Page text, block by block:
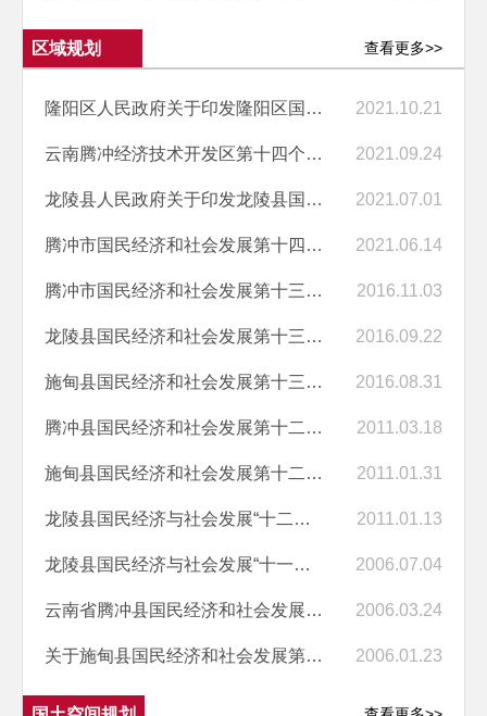
区域规划 查看更多>>
隆阳区人民政府关于印发隆阳区国民经济和社会发展第十四个五年规划和二... 2021.10.21
云南腾冲经济技术开发区第十四个五年发展规划（2021-2025年）） 2021.09.24
龙陵县人民政府关于印发龙陵县国民经济和社会发展第十四个五年规划和二... 2021.07.01
腾冲市国民经济和社会发展第十四个五年规划和二〇三五年远景目标纲要 2021.06.14
腾冲市国民经济和社会发展第十三个五年规划纲要 2016.11.03
龙陵县国民经济和社会发展第十三个五年规划纲要 2016.09.22
施甸县国民经济和社会发展第十三个五年规划纲要 2016.08.31
腾冲县国民经济和社会发展第十二个五年规划纲要 2011.03.18
施甸县国民经济和社会发展第十二个五年规划纲要 2011.01.31
龙陵县国民经济与社会发展“十二五”总体规划纲要 2011.01.13
龙陵县国民经济与社会发展“十一五”总体规划纲要 2006.07.04
云南省腾冲县国民经济和社会发展第十一个五年规划纲要 2006.03.24
关于施甸县国民经济和社会发展第十一个五年规划纲要的报告 2006.01.23